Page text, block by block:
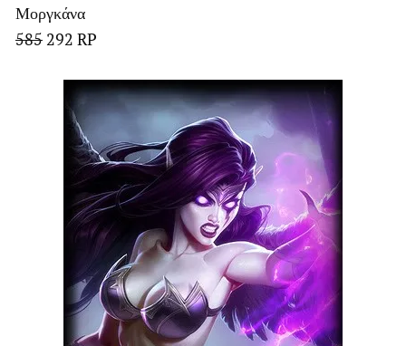
Μοργκάνα
585 292 RP